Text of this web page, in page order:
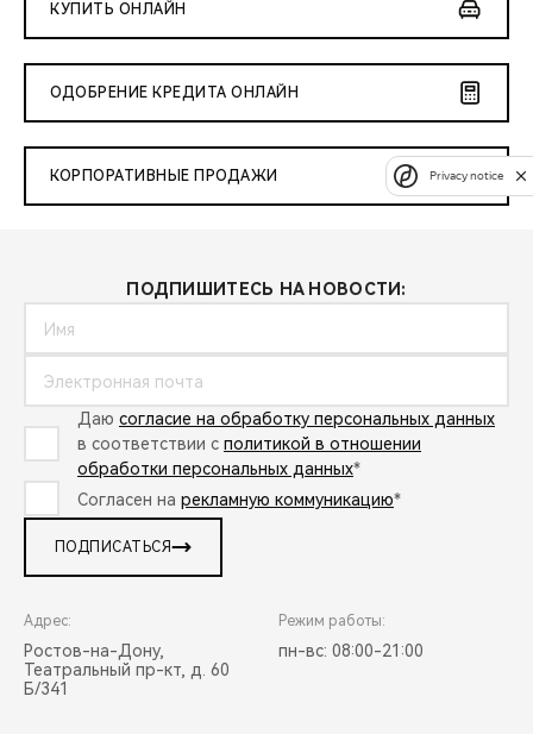
КУПИТЬ ОНЛАЙН
ОДОБРЕНИЕ КРЕДИТА ОНЛАЙН
КОРПОРАТИВНЫЕ ПРОДАЖИ
ПОДПИШИТЕСЬ НА НОВОСТИ:
Даю согласие на обработку персональных данных
в соответствии с политикой в отношении
обработки персональных данных*
Согласен на рекламную коммуникацию*
ПОДПИСАТЬСЯ
Адрес:
Ростов-на-Дону,
Театральный пр-кт, д. 60
Б/341
Режим работы:
пн-вс: 08:00-21:00
Privacy notice